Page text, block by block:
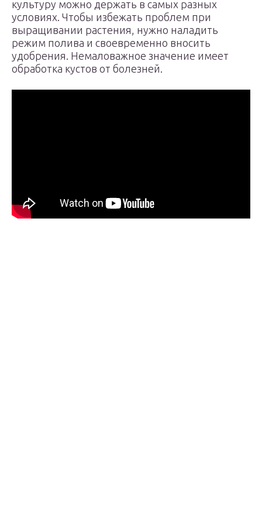
культуру можно держать в самых разных
условиях. Чтобы избежать проблем при
выращивании растения, нужно наладить
режим полива и своевременно вносить
удобрения. Немаловажное значение имеет
обработка кустов от болезней.